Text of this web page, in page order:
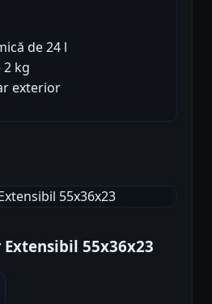
de 24 l
2 kg
exterior
Extensibil 55x36x23